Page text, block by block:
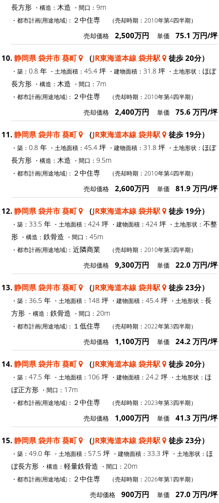
長方形 ・構造： 木造 ・間口： 9m
・都市計画(用途地域)： ２中住専 （売却時期：2010年第4四半期）
売却価格 2,500万円 単価 75.1 万円/坪
10. 静岡県 袋井市 葵町 （JR東海道本線 袋井駅 徒歩 20分）
・築： 0.8 年 ・土地面積： 45.4 坪 ・建物面積： 31.8 坪 ・土地形状： ほぼ
長方形 ・構造： 木造 ・間口： 7m
・都市計画(用途地域)： ２中住専 （売却時期：2010年第4四半期）
売却価格 2,400万円 単価 75.6 万円/坪
11. 静岡県 袋井市 葵町 （JR東海道本線 袋井駅 徒歩 19分）
・築： 0.8 年 ・土地面積： 45.4 坪 ・建物面積： 31.8 坪 ・土地形状： ほぼ
長方形 ・構造： 木造 ・間口： 9.5m
・都市計画(用途地域)： ２中住専 （売却時期：2010年第4四半期）
売却価格 2,600万円 単価 81.9 万円/坪
12. 静岡県 袋井市 葵町 （JR東海道本線 袋井駅 徒歩 19分）
・築： 33.5 年 ・土地面積： 424 坪 ・建物面積： 424 坪 ・土地形状： 不整
形 ・構造： 鉄骨造 ・間口： 45m
・都市計画(用途地域)： 近隣商業 （売却時期：2010年第3四半期）
売却価格 9,300万円 単価 22.0 万円/坪
13. 静岡県 袋井市 葵町 （JR東海道本線 袋井駅 徒歩 23分）
・築： 36.5 年 ・土地面積： 148 坪 ・建物面積： 45.4 坪 ・土地形状： 長
方形 ・構造： 鉄骨造 ・間口： 20m
・都市計画(用途地域)： １低住専 （売却時期：2022年第3四半期）
売却価格 1,100万円 単価 24.2 万円/坪
14. 静岡県 袋井市 葵町 （JR東海道本線 袋井駅 徒歩 20分）
・築： 47.5 年 ・土地面積： 106 坪 ・建物面積： 24.2 坪 ・土地形状： ほ
ぼ正方形 ・間口： 17m
・都市計画(用途地域)： ２中住専 （売却時期：2023年第3四半期）
売却価格 1,000万円 単価 41.3 万円/坪
15. 静岡県 袋井市 葵町 （JR東海道本線 袋井駅 徒歩 23分）
・築： 49.0 年 ・土地面積： 57.5 坪 ・建物面積： 33.3 坪 ・土地形状： ほ
ぼ長方形 ・構造： 軽量鉄骨造 ・間口： 20m
・都市計画(用途地域)： ２中住専 （売却時期：2026年第1四半期）
売却価格 900万円 単価 27.0 万円/坪